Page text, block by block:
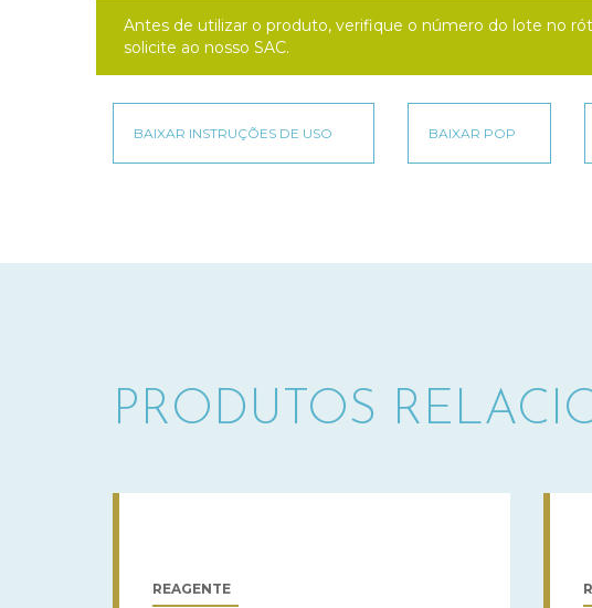
Antes de utilizar o produto, verifique o número do lote no
solicite ao nosso SAC.
PRODUTOS
REAGENTE